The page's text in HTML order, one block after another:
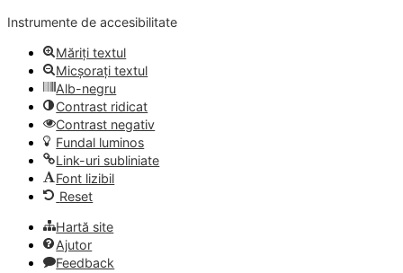
Instrumente de accesibilitate
Măriți textul
Micșorați textul
Alb-negru
Contrast ridicat
Contrast negativ
Fundal luminos
Link-uri subliniate
Font lizibil
Reset
Hartă site
Ajutor
Feedback